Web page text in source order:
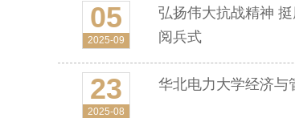
05
2025-09
弘扬伟大抗战精神
阅兵式
23
2025-08
华北电力大学经济与